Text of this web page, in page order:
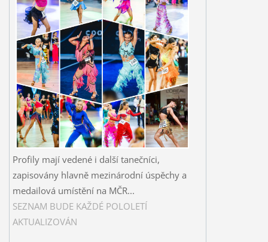
Profily mají vedené i další tanečníci,
zapisovány hlavně mezinárodní úspěchy a
medailová umístění na MČR...
SEZNAM BUDE KAŽDÉ POLOLETÍ
AKTUALIZOVÁN